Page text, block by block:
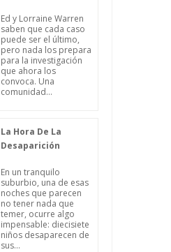
Ed y Lorraine Warren
saben que cada caso
puede ser el último,
pero nada los prepara
para la investigación
que ahora los
convoca. Una
comunidad...
La Hora De La
Desaparición
En un tranquilo
suburbio, una de esas
noches que parecen
no tener nada que
temer, ocurre algo
impensable: diecisiete
niños desaparecen de
sus...